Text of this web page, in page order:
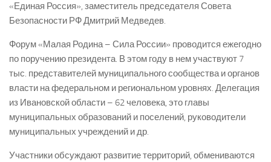
«Единая Россия», заместитель председателя Совета
Безопасности РФ Дмитрий Медведев.
Форум «Малая Родина – Сила России» проводится ежегодно
по поручению президента. В этом году в нем участвуют 7
тыс. представителей муниципального сообщества и органов
власти на федеральном и региональном уровнях. Делегация
из Ивановской области – 62 человека, это главы
муниципальных образований и поселений, руководители
муниципальных учреждений и др.
Участники обсуждают развитие территорий, обмениваются